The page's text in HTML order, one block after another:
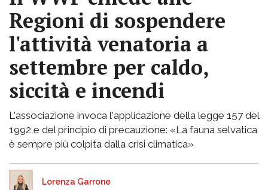
Regioni di sospendere
l'attività venatoria a
settembre per caldo,
siccità e incendi
L'associazione invoca l'applicazione della legge 157 del
1992 e del principio di precauzione: «La fauna selvatica
è sempre più colpita dalla crisi climatica»
Lorenza Garrone